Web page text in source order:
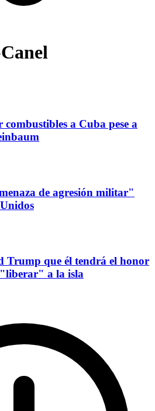
a Cuba pese a
de agresión militar"
Trump que él tendrá el honor
a la isla